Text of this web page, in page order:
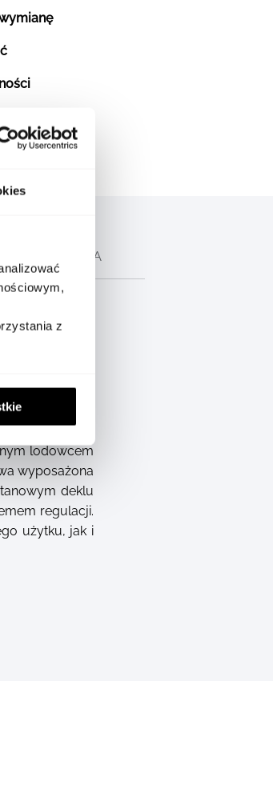
z
tarczę o
lodowcem
wyposażona
deklu
regulacji.
użytku, jak i
PRODUCENTA